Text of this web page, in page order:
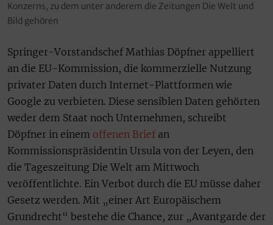
Konzerns, zu dem unter anderem die Zeitungen Die Welt und
Bild gehören
Springer-Vorstandschef Mathias Döpfner appelliert
an die EU-Kommission, die kommerzielle Nutzung
privater Daten durch Internet-Plattformen wie
Google zu verbieten. Diese sensiblen Daten gehörten
weder dem Staat noch Unternehmen, schreibt
Döpfner in einem offenen Briefan
Kommissionspräsidentin Ursula von der Leyen, den
die Tageszeitung Die Welt am Mittwoch
veröffentlichte. Ein Verbot durch die EU müsse daher
Gesetz werden. Mit „einer Art Europäischem
Grundrecht“ bestehe die Chance, zur „Avantgarde der